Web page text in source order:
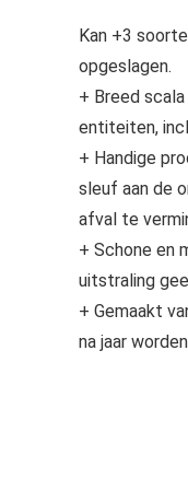
Kan +3
opgeslagen.
+ Breed
entiteiten,
+ Handige
sleuf aan de
afval te
+ Schone en
uitstraling
+ Gemaakt
na jaar